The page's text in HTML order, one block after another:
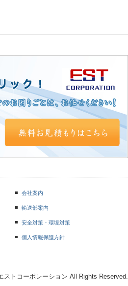
会社案内
輸送部案内
安全対策・環境対策
個人情報保護方針
ストコーポレーション All Rights Reserved.